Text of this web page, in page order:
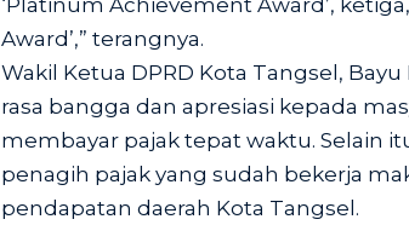
‘Platinum Achievement Award’,
Award’,” terangnya.
Wakil Ketua DPRD Kota Tangsel,
rasa bangga dan apresiasi kepada
membayar pajak tepat waktu. Selain
penagih pajak yang sudah bekerja
pendapatan daerah Kota Tangsel.